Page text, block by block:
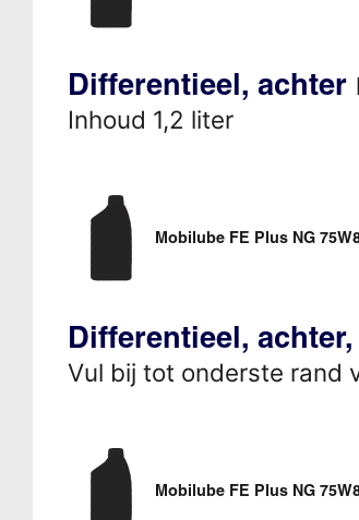
Differentieel, achter
Inhoud 1,2 liter
Mobilube FE Plus NG
Differentieel,
Vul bij tot onderste rand
Mobilube FE Plus NG